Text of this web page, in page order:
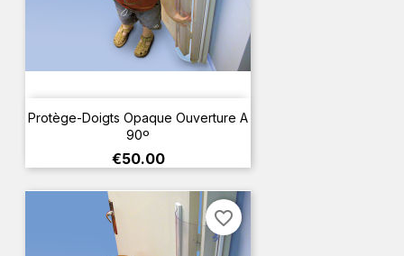
Protège-Doigts Opaque Ouverture A
90º
Price
€50.00
favorite_border